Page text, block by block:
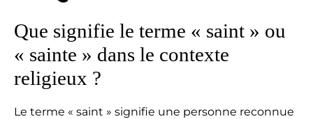
Que signifie le terme « saint » ou
« sainte » dans le contexte
religieux ?
Le terme « saint » signifie une personne reconnue